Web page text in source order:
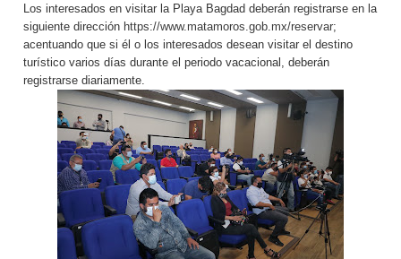
Los interesados en visitar la Playa Bagdad deberán registrarse en la
siguiente dirección https://www.matamoros.gob.mx/reservar;
acentuando que si él o los interesados desean visitar el destino
turístico varios días durante el periodo vacacional, deberán
registrarse diariamente.